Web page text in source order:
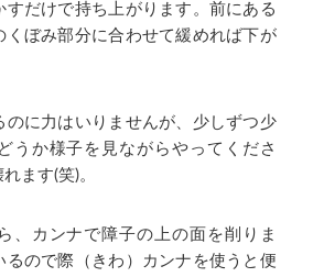
すだけで持ち上がります。前にある
くぼみ部分に合わせて緩めれば下が
のに力はいりませんが、少しずつ少
うか様子を見ながらやってくださ
ます(笑)。
、カンナで障子の上の面を削りま
るので際（きわ）カンナを使うと便